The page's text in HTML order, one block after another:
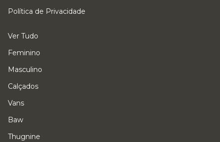
Política de Privacidade
Ver Tudo
Feminino
Masculino
Calçados
Vans
Baw
Thugnine